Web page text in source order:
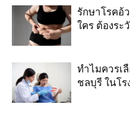
รักษาโรคอ้
ใคร ต้องระ
ทำไมควรเ
ชลบุรี ในโร